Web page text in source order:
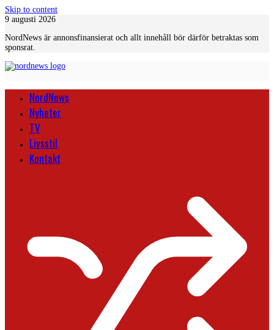
Skip to content
9 augusti 2026
NordNews är annonsfinansierat och allt innehåll bör därför betraktas som
sponsrat.
NordNews
Nyheter
TV
Livsstil
Kontakt